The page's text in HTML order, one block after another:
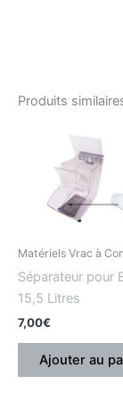
Produits
Matériels Vrac à
Séparateur pour
15,5 Litres
7,00€
Ajouter au